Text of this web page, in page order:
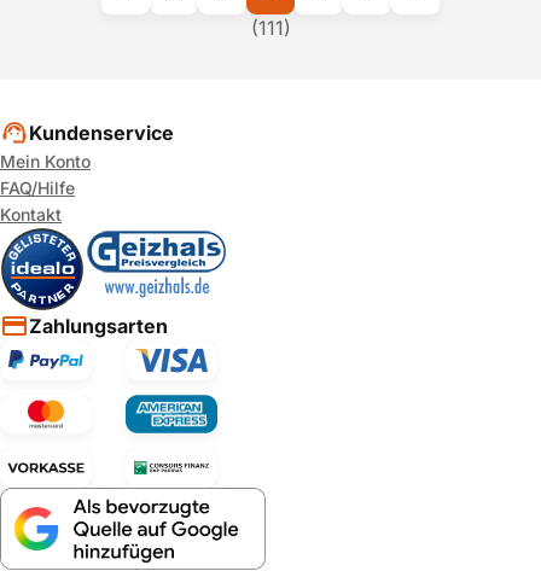
(111)
Kundenservice
Mein Konto
FAQ/Hilfe
Kontakt
Zahlungsarten